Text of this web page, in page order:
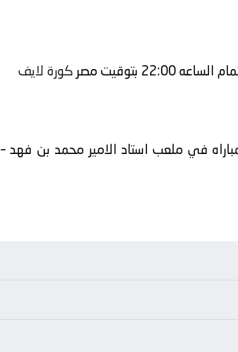
كورة لايف
في ملعب استاد الامير محمد بن فهد –